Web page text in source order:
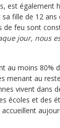
est également
sa fille de 12
de feu sont
jour, nous
au moins 80%
menant au
vivent dans
écoles et des